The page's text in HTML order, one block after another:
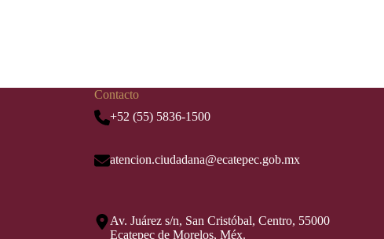
Contacto
+52 (55) 5836-1500
atencion.ciudadana@ecatepec.gob.mx
Av. Juárez s/n, San Cristóbal, Centro, 55000
Ecatepec de Morelos, Méx.